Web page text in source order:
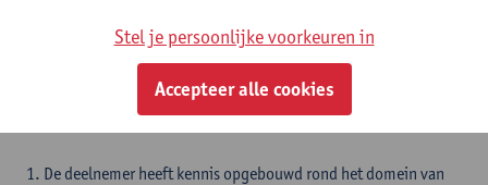
Leerdoelen
In deze micro-credential staan de volgende leerdoelen centraal.
1. De deelnemer heeft kennis opgebouwd rond het domein van
Stel je persoonlijke voorkeuren in
Accepteer alle cookies